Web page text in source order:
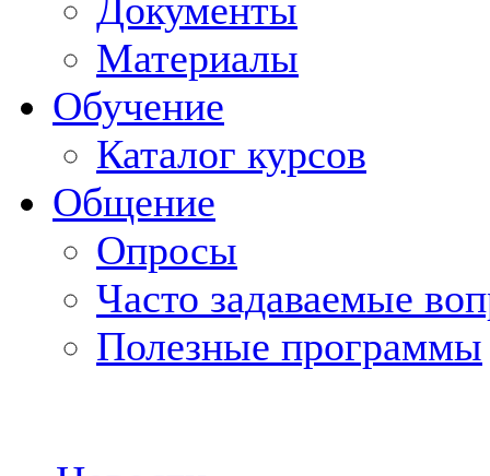
Документы
Материалы
Обучение
Каталог курсов
Общение
Опросы
Часто задаваемые
Полезные программы